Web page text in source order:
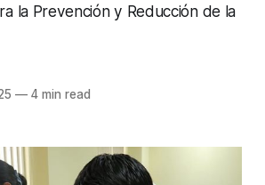
la Prevención y Reducción de la
—4 min read